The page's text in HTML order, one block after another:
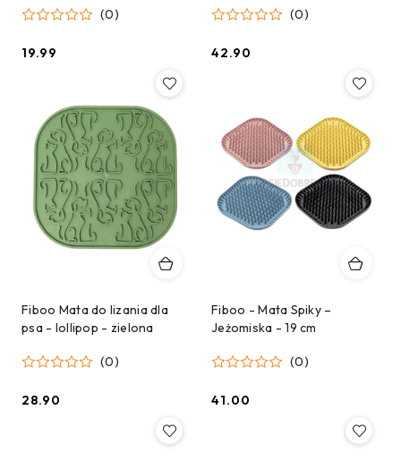
(0)
Cena:
19.99
(0)
Cena:
42.90
Fiboo Mata do lizania dla
psa - lollipop - zielona
(0)
Cena:
28.90
Fiboo - Mata Spiky –
Jeżomiska - 19 cm
(0)
Cena:
41.00